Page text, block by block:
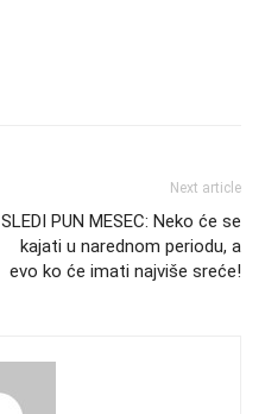
Next article
SLEDI PUN MESEC: Neko će se
kajati u narednom periodu, a
evo ko će imati najviše sreće!